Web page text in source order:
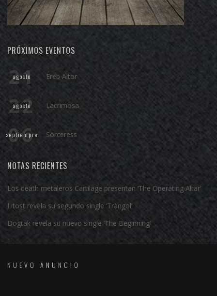
PRÓXIMOS EVENTOS
21
agosto Ereb Altor
22
agosto Lacrimosa
06
septiempre Sörceress
NOTAS RECIENTES
Los death metaleros Cartilage presentan ‘The Operating Altar’
Litost revela su segundo single ‘Tràngol’
Dogtak revela su nuevo single ‘The Beginning’
NUEVO ANUNCIO